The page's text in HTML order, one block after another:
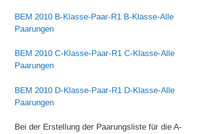
BEM 2010 B-Klasse-Paar-R1 B-Klasse-Alle
Paarungen
BEM 2010 C-Klasse-Paar-R1 C-Klasse-Alle
Paarungen
BEM 2010 D-Klasse-Paar-R1 D-Klasse-Alle
Paarungen
Bei der Erstellung der Paarungsliste für die A-